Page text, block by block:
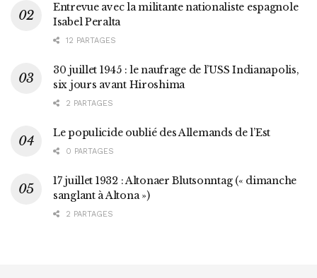
Entrevue avec la militante nationaliste espagnole
Isabel Peralta
12 PARTAGES
30 juillet 1945 : le naufrage de l’USS Indianapolis,
six jours avant Hiroshima
2 PARTAGES
Le populicide oublié des Allemands de l’Est
0 PARTAGES
17 juillet 1932 : Altonaer Blutsonntag (« dimanche
sanglant à Altona »)
2 PARTAGES